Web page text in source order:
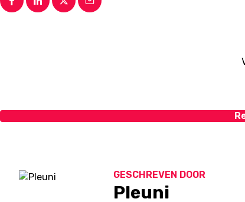
GESCHREVEN DOOR
Pleuni